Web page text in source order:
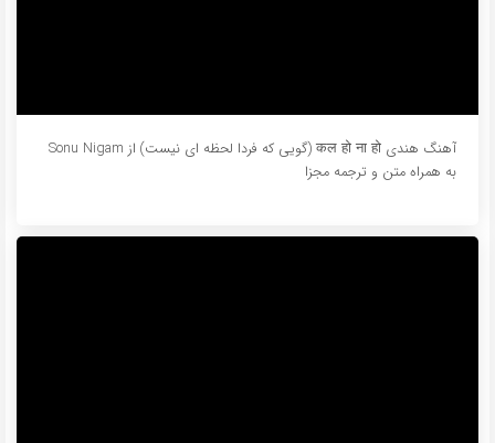
آهنگ هندی कल हो ना हो (گویی که فردا لحظه ای نیست) از Sonu Nigam
به همراه متن و ترجمه مجزا